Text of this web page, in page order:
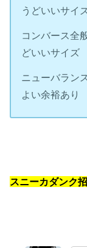
うどいいサイ
コンバー
どいいサイズ
ニューバラン
よい余裕あり
スニーカダンク